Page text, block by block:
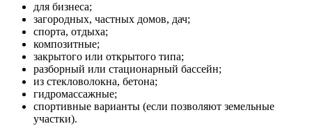
для бизнеса;
загородных, частных домов, дач;
спорта, отдыха;
композитные;
закрытого или открытого типа;
разборный или стационарный бассейн;
из стекловолокна, бетона;
гидромассажные;
спортивные варианты (если позволяют земельные
участки).